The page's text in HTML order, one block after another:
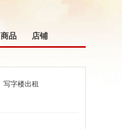
商品 店铺
写字楼出租